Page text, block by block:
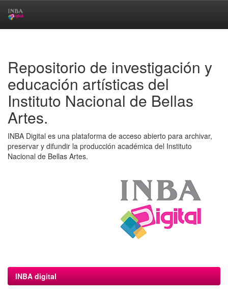
Repositorio de investigación y
educación artísticas del
Instituto Nacional de Bellas
Artes.
INBA Digital es una plataforma de acceso abierto para archivar,
preservar y difundir la producción académica del Instituto
Nacional de Bellas Artes.
INBA digital